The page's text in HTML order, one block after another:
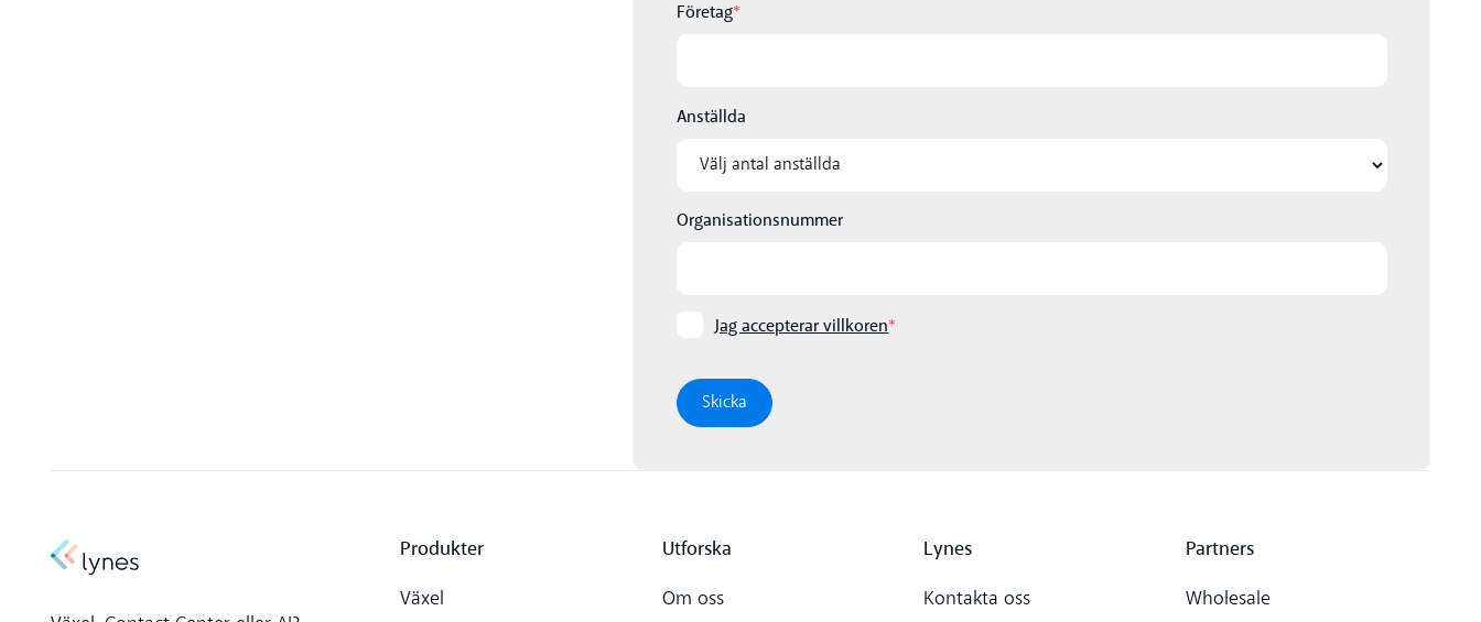
Företag*
Anställda
Organisationsnummer
Jag accepterar villkoren*
Produkter
Växel
Utforska
Om oss
Lynes
Kontakta oss
Partners
Wholesale